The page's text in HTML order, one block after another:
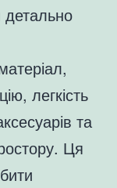
детально
легкість
та
Ця